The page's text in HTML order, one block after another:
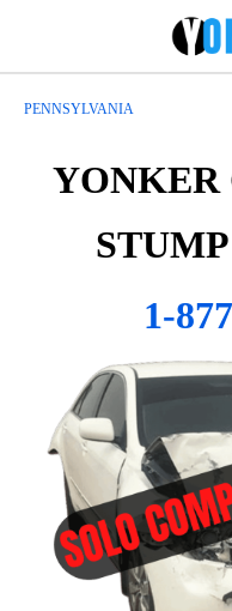
PENNSYLVANIA
YONKER
1-